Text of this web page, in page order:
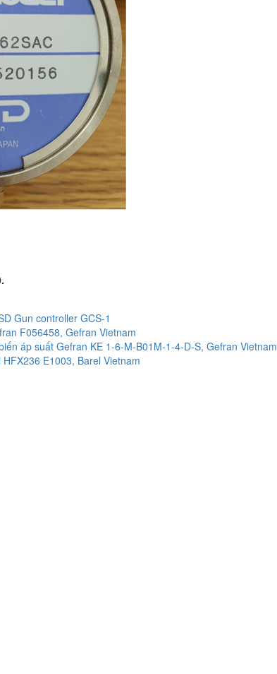
Gun controller GCS-1
F056458, Gefran Vietnam
áp suất Gefran KE 1-6-M-B01M-1-4-D-S, Gefran Vietnam
E1003, Barel Vietnam